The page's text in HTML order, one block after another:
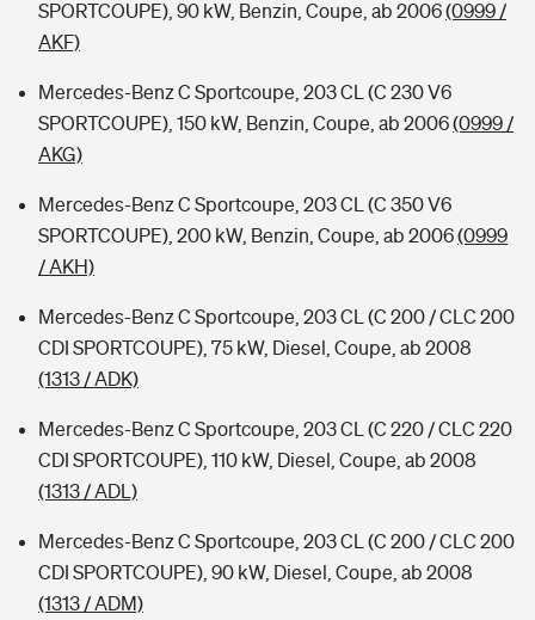
SPORTCOUPE), 90 kW, Benzin, Coupe, ab 2006(0999 /
AKF)
Mercedes-Benz C Sportcoupe, 203 CL (C 230 V6
SPORTCOUPE), 150 kW, Benzin, Coupe, ab 2006(0999 /
AKG)
Mercedes-Benz C Sportcoupe, 203 CL (C 350 V6
SPORTCOUPE), 200 kW, Benzin, Coupe, ab 2006(0999
/ AKH)
Mercedes-Benz C Sportcoupe, 203 CL (C 200 / CLC 200
CDI SPORTCOUPE), 75 kW, Diesel, Coupe, ab 2008
(1313 / ADK)
Mercedes-Benz C Sportcoupe, 203 CL (C 220 / CLC 220
CDI SPORTCOUPE), 110 kW, Diesel, Coupe, ab 2008
(1313 / ADL)
Mercedes-Benz C Sportcoupe, 203 CL (C 200 / CLC 200
CDI SPORTCOUPE), 90 kW, Diesel, Coupe, ab 2008
(1313 / ADM)